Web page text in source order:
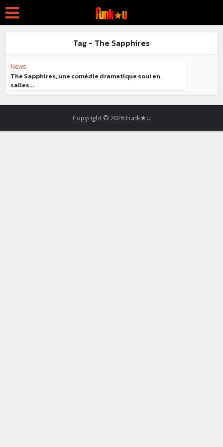
Tag - The Sapphires
News
The Sapphires, une comédie dramatique soul en
salles...
Copyright © 2026 Funk★U